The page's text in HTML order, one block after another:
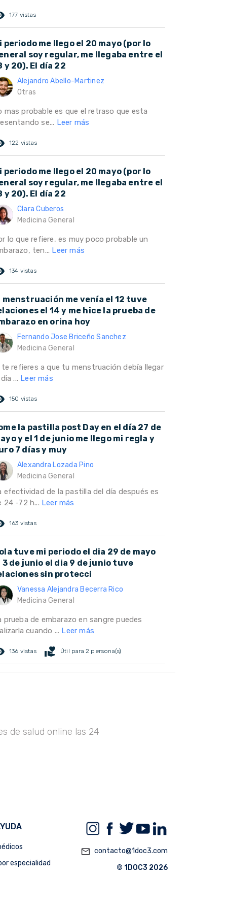
177 vistas
periodo me llego el 20 mayo (por lo
soy regular, me llegaba entre el
y 20). El día 22
Alejandro Abello-Martinez
Otras
mas probable es que el retraso que esta
se... Leer más
122 vistas
periodo me llego el 20 mayo (por lo
soy regular, me llegaba entre el
y 20). El día 22
Clara Cuberos
Medicina General
lo que refiere, es muy poco probable un
ten... Leer más
134 vistas
menstruación me venía el 12 tuve
el 14 y me hice la prueba de
en orina hoy
Fernando Jose Briceño Sanchez
Medicina General
te refieres a que tu menstruación debía llegar
... Leer más
150 vistas
la pastilla post Day en el día 27 de
y el 1 de junio me llego mi regla y
7 días y muy
Alexandra Lozada Pino
Medicina General
efectividad de la pastilla del día después es
24 -72 h... Leer más
163 vistas
tuve mi periodo el dia 29 de mayo
3 de junio el dia 9 de junio tuve
sin protecci
Vanessa Alejandra Becerra Rico
Medicina General
prueba de embarazo en sangre puedes
cuando ... Leer más
136 vistas volunteer_activism Útil para 2 persona(s)
de salud online las 24
especialidad
mail_outline contacto@1doc3.com
© 1DOC3 2026